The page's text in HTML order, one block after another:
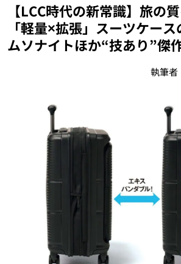
【LCC時代の新常識】旅の
「軽量×拡張」スーツケー
ムソナイトほか“技あり”傑
執筆者